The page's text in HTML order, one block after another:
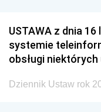
USTAWA z dnia
systemie
obsługi
Dziennik Ustaw rok